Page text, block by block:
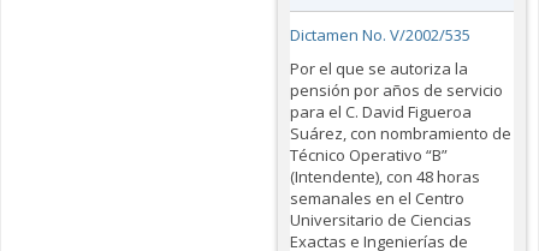
Dictamen No. V/2002/535
Por el que se autoriza la
pensión por años de servicio
para el C. David Figueroa
Suárez, con nombramiento de
Técnico Operativo “B”
(Intendente), con 48 horas
semanales en el Centro
Universitario de Ciencias
Exactas e Ingenierías de